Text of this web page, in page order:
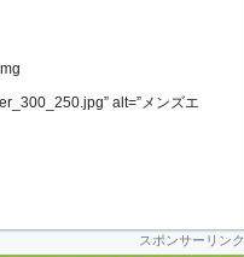
alt=”メンズエ
スポンサーリンク